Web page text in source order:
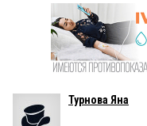
Турнова Яна